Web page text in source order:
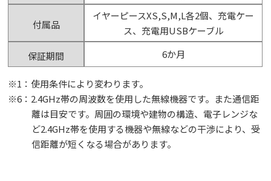
付属品
イヤーピースXS,S,M,L各2個、充電ケー
ス、充電用USBケーブル
保証期間
6か月
※1：使用条件により変わります。
※6：2.4GHz帯の周波数を使用した無線機器です。また通信距
離は目安です。周囲の環境や建物の構造、電子レンジな
ど2.4GHz帯を使用する機器や無線などの干渉により、受
信距離が短くなる場合があります。